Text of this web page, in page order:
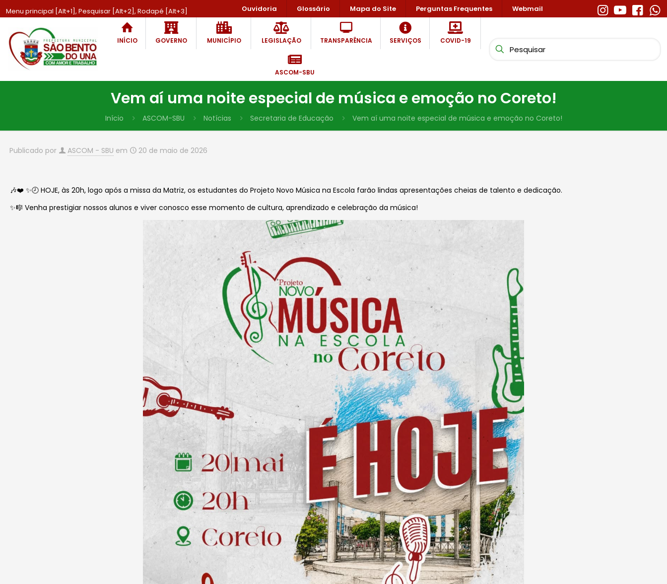
Menu principal [Alt+1], Pesquisar [Alt+2], Rodapé [Alt+3] Ouvidoria Glossário Mapa do Site Perguntas Frequentes Webmail
INÍCIO GOVERNO MUNICÍPIO LEGISLAÇÃO TRANSPARÊNCIA SERVIÇOS COVID-19
ASCOM-SBU
Vem aí uma noite especial de música e emoção no Coreto!
Início ASCOM-SBU Notícias Secretaria de Educação Vem aí uma noite especial de música e emoção no Coreto!
Publicado por ASCOM - SBU em 20 de maio de 2026
🎶❤️ ✨🕗 HOJE, às 20h, logo após a missa da Matriz, os estudantes do Projeto Novo Música na Escola farão lindas apresentações cheias de talento e dedicação.
✨🎼 Venha prestigiar nossos alunos e viver conosco esse momento de cultura, aprendizado e celebração da música!